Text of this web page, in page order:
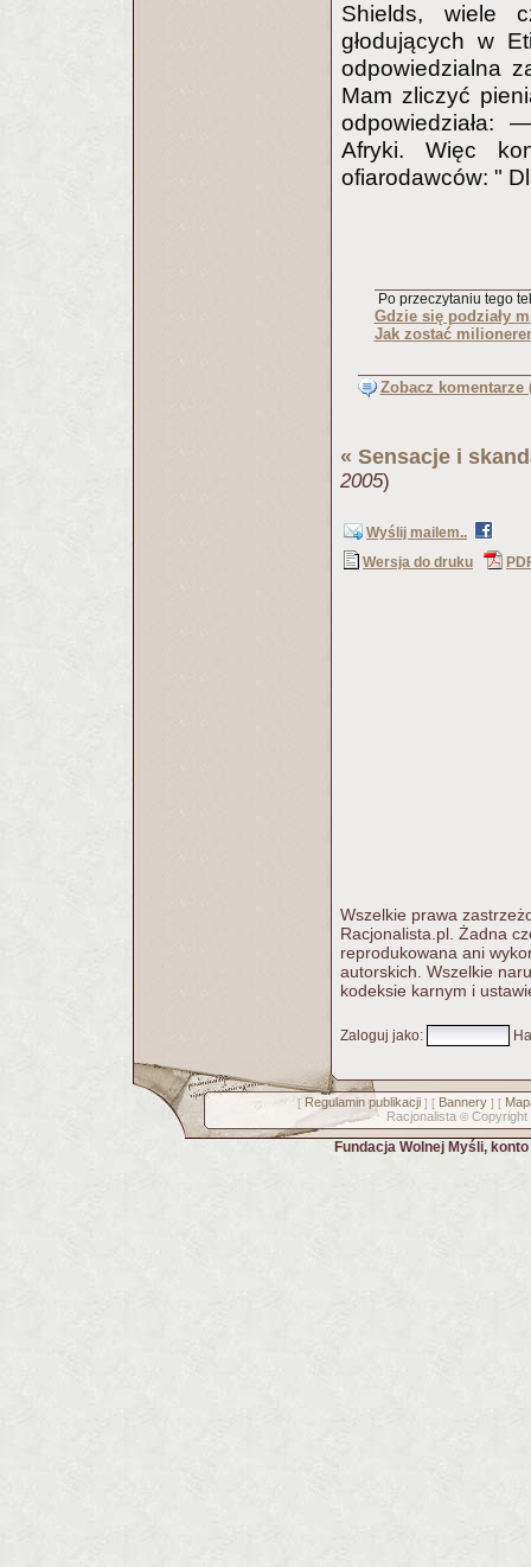
Shields, wiele
głodujących w
odpowiedzialna
Mam zliczyć
odpowiedziała:
Afryki. Więc
ofiarodawców: "
Po przeczytaniu tego
Gdzie się podziały
Jak zostać
Zobacz komentarze
« Sensacje i
2005)
Wyślij mailem..
Wersja do druku
Wszelkie prawa
Racjonalista.pl. Żadna
reprodukowana ani
autorskich. Wszelkie
kodeksie karnym i
Zaloguj jako:
[ Regulamin publikacji] [ Bannery] [
Racjonalista © Copyright
Fundacja Wolnej Myśli,